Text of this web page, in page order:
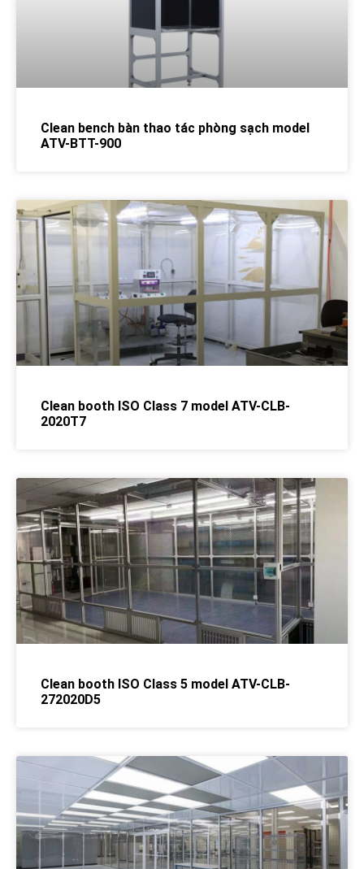
Clean bench bàn thao tác phòng sạch model
ATV-BTT-900
Clean booth ISO Class 7 model ATV-CLB-
2020T7
Clean booth ISO Class 5 model ATV-CLB-
272020D5